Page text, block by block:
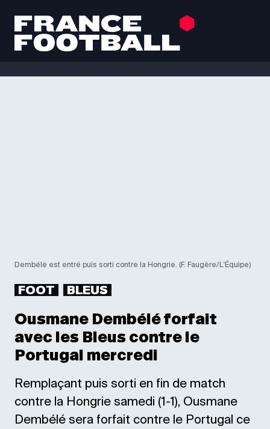
Dembélé est entré puis sorti contre la Hongrie. (F. Faugère/L'Équipe)
FOOT BLEUS
Ousmane Dembélé forfait
avec les Bleus contre le
Portugal mercredi
Remplaçant puis sorti en fin de match
contre la Hongrie samedi (1-1), Ousmane
Dembélé sera forfait contre le Portugal ce